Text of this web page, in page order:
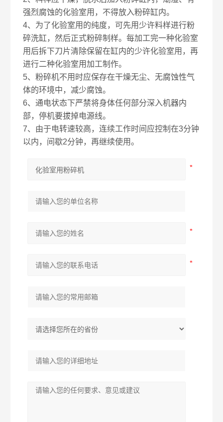
强烈腐蚀的化验室用，不得放入粉碎缸内。
4、为了化验室用的纯度，可先用少许料样进行粉
碎洗缸，然后正式粉碎制样。每加工完一种化验室
用后拆下刀片清除保留在缸内的少许化验室用，再
进行二种化验室用加工制作。
5、粉碎机不用时应保存在干燥无尘、无腐蚀性气
体的环境中，减少腐蚀。
6、通电状态下严禁将身体任何部分深入机器内
部，停机要拔掉电源线。
7、由于电转速较高，连续工作时间应控制在3分钟
以内，间歇2分钟，再继续使用。